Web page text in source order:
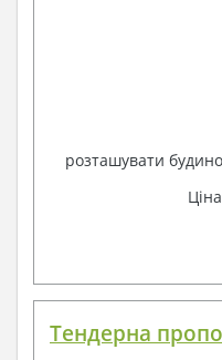
розташувати
Тендерна